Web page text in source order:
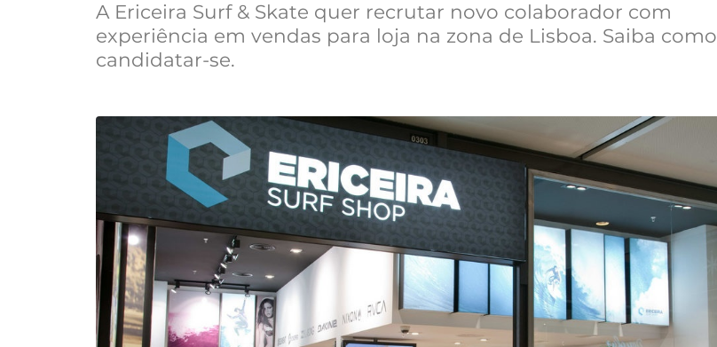
A Ericeira Surf & Skate quer recrutar novo colaborador com
experiência em vendas para loja na zona de Lisboa. Saiba como
candidatar-se.